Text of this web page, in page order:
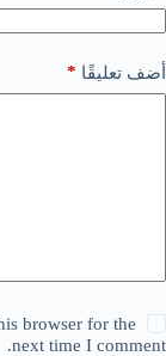
أضف تعليقًا *
browser for the
next time I comment.